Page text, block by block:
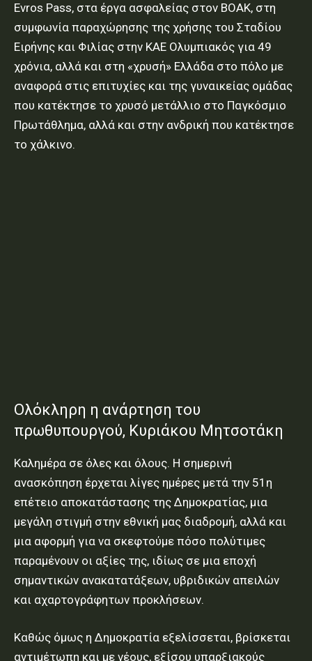
Evros Pass, στα έργα ασφαλείας στον ΒΟΑΚ, στη
συμφωνία παραχώρησης της χρήσης του Σταδίου
Ειρήνης και Φιλίας στην ΚΑΕ Ολυμπιακός για 49
χρόνια, αλλά και στη «χρυσή» Ελλάδα στο πόλο με
αναφορά στις επιτυχίες και της γυναικείας ομάδας
που κατέκτησε το χρυσό μετάλλιο στο Παγκόσμιο
Πρωτάθλημα, αλλά και στην ανδρική που κατέκτησε
το χάλκινο.
Ολόκληρη η ανάρτηση του
πρωθυπουργού, Κυριάκου Μητσοτάκη
Καλημέρα σε όλες και όλους. Η σημερινή
ανασκόπηση έρχεται λίγες ημέρες μετά την 51η
επέτειο αποκατάστασης της Δημοκρατίας, μια
μεγάλη στιγμή στην εθνική μας διαδρομή, αλλά και
μια αφορμή για να σκεφτούμε πόσο πολύτιμες
παραμένουν οι αξίες της, ιδίως σε μια εποχή
σημαντικών ανακατατάξεων, υβριδικών απειλών
και αχαρτογράφητων προκλήσεων.
Καθώς όμως η Δημοκρατία εξελίσσεται, βρίσκεται
αντιμέτωπη και με νέους, εξίσου υπαρξιακούς